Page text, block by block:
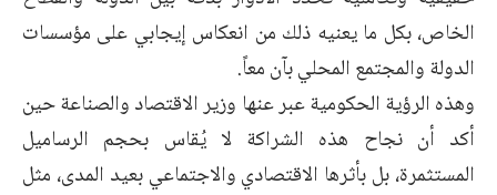
الخاص، بكل ما يعنيه ذلك من انعكاس إيجابي على مؤسسات
الدولة والمجتمع المحلي بآن معاً.
وهذه الرؤية الحكومية عبر عنها وزير الاقتصاد والصناعة حين
أكد أن نجاح هذه الشراكة لا يُقاس بحجم الرساميل
المستثمرة، بل بأثرها الاقتصادي والاجتماعي بعيد المدى، مثل